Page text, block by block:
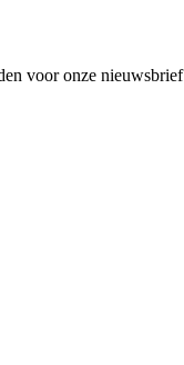
voor onze nieuwsbrief